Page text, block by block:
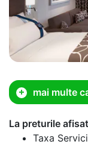
mai multe
La preturile
Taxa